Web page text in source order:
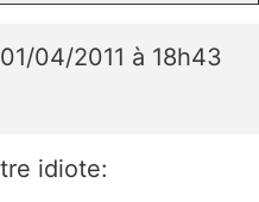
04/2011 à 18h43
idiote: